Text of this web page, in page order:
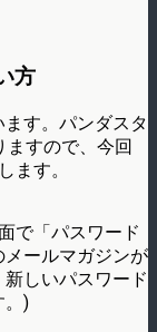
方
す。パンダスタ
すので、今回
ます。
で「パスワード
ールマガジンが
しいパスワード
。)